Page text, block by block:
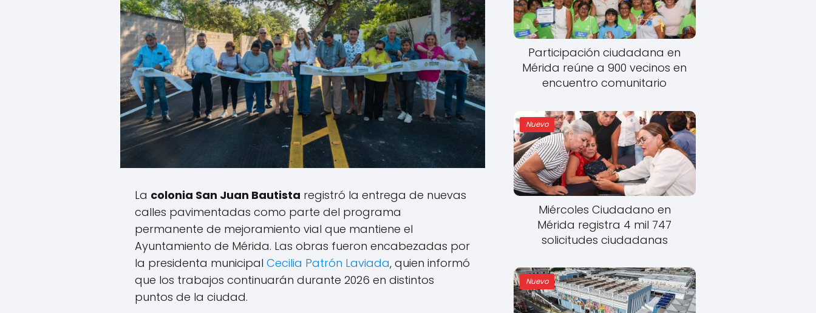
La colonia San Juan Bautista registró la entrega de nuevas
calles pavimentadas como parte del programa
permanente de mejoramiento vial que mantiene el
Ayuntamiento de Mérida. Las obras fueron encabezadas por
la presidenta municipal Cecilia Patrón Laviada, quien informó
que los trabajos continuarán durante 2026 en distintos
puntos de la ciudad.
Participación ciudadana en
Mérida reúne a 900 vecinos en
encuentro comunitario
Nuevo
Miércoles Ciudadano en
Mérida registra 4 mil 747
solicitudes ciudadanas
Nuevo